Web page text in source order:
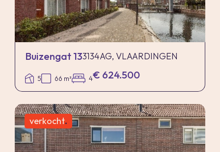
Buizengat 133134AG, VLAARDINGEN
5 66 m² 4€ 624.500
verkocht.